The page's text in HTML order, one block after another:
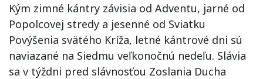
Kým zimné kántry závisia od Adventu, jarné od
Popolcovej stredy a jesenné od Sviatku
Povýšenia svätého Kríža, letné kántrové dni sú
naviazané na Siedmu veľkonočnú nedeľu. Slávia
sa v týždni pred slávnosťou Zoslania Ducha